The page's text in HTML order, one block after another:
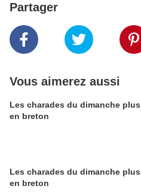
Partager
Vous aimerez aussi
Les charades du dimanche
en breton
Les charades du dimanche
en breton